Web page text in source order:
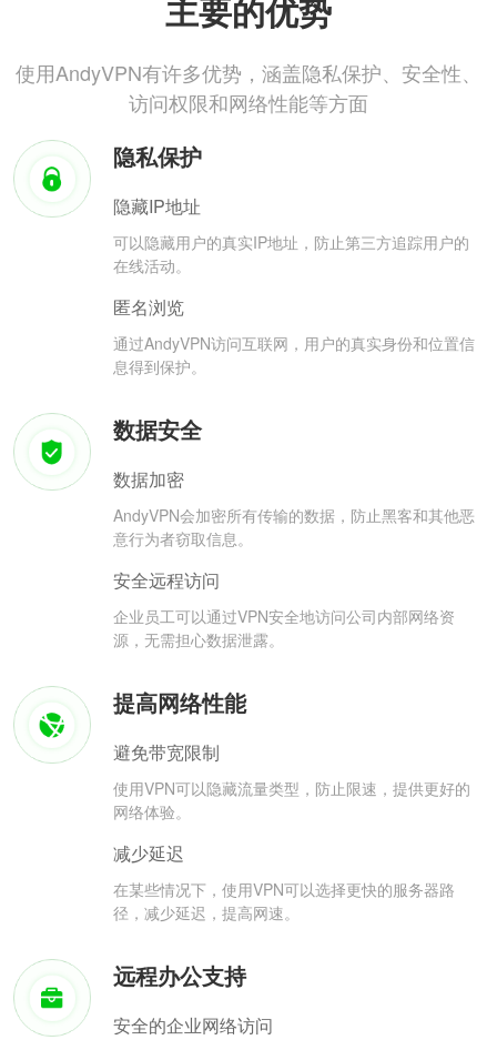
主要的优势
使用AndyVPN有许多优势，涵盖隐私保护、安全性、
访问权限和网络性能等方面
隐私保护
隐藏IP地址
可以隐藏用户的真实IP地址，防止第三方追踪用户的
在线活动。
匿名浏览
通过AndyVPN访问互联网，用户的真实身份和位置信
息得到保护。
数据安全
数据加密
AndyVPN会加密所有传输的数据，防止黑客和其他恶
意行为者窃取信息。
安全远程访问
企业员工可以通过VPN安全地访问公司内部网络资
源，无需担心数据泄露。
提高网络性能
避免带宽限制
使用VPN可以隐藏流量类型，防止限速，提供更好的
网络体验。
减少延迟
在某些情况下，使用VPN可以选择更快的服务器路
径，减少延迟，提高网速。
远程办公支持
安全的企业网络访问